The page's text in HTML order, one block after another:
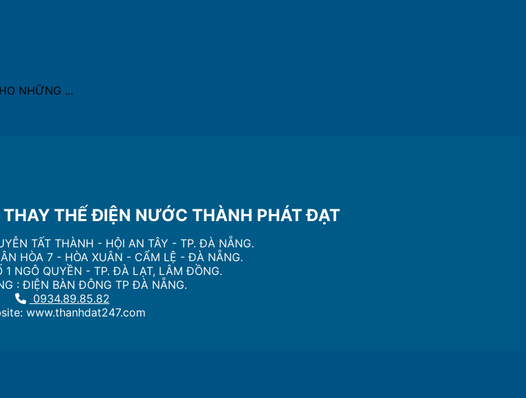
NHỮNG ...
THẾ ĐIỆN NƯỚC THÀNH PHÁT ĐẠT
TẤT THÀNH - HỘI AN TÂY - TP. ĐÀ NẴNG.
HÒA 7 - HÒA XUÂN - CẨM LỆ - ĐÀ NẴNG.
1 NGÔ QUYỀN - TP. ĐÀ LẠT, LÂM ĐỒNG.
: ĐIỆN BÀN ĐÔNG TP ĐÀ NẴNG.
0934.89.85.82
www.thanhdat247.com